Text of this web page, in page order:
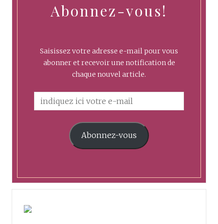
Abonnez-vous!
Saisissez votre adresse e-mail pour vous
abonner et recevoir une notification de
chaque nouvel article.
Abonnez-vous